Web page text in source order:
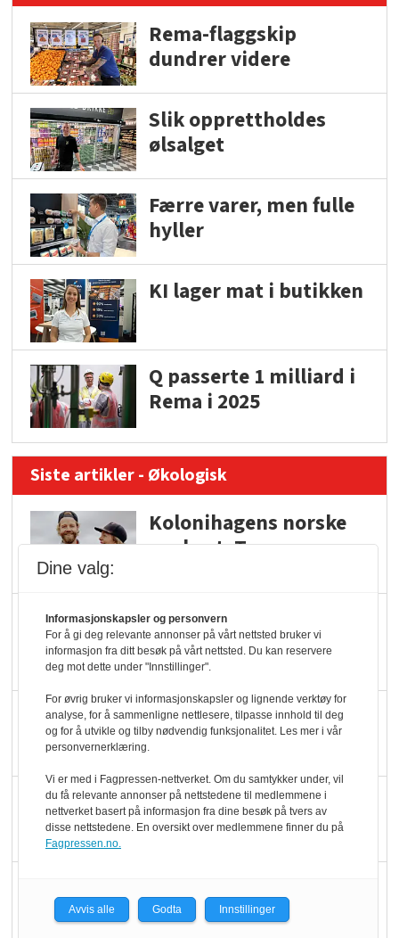
Rema-flaggskip
dundrer videre
Slik opprettholdes
ølsalget
Færre varer, men fulle
hyller
KI lager mat i butikken
Q passerte 1 milliard i
Rema i 2025
Siste artikler - Økologisk
Kolonihagens norske
yoghurt: Trues av
Marit Kolby vant
Økologisk Norge sin
hederspris
Blir enklere å velge
økologisk i butikkhylla
Kolonihagen sliter
med å få tak i nok melk
er klare! Er markedet
Dine valg:
Informasjonskapsler og personvern
For å gi deg relevante annonser på vårt nettsted bruker vi
informasjon fra ditt besøk på vårt nettsted. Du kan reservere
deg mot dette under "Innstillinger".
For øvrig bruker vi informasjonskapsler og lignende verktøy for
analyse, for å sammenligne nettlesere, tilpasse innhold til deg
og for å utvikle og tilby nødvendig funksjonalitet. Les mer i vår
personvernerklæring.
Vi er med i Fagpressen-nettverket. Om du samtykker under, vil
du få relevante annonser på nettstedene til medlemmene i
nettverket basert på informasjon fra dine besøk på tvers av
disse nettstedene. En oversikt over medlemmene finner du på
Fagpressen.no.
Avvis alle Godta Innstillinger